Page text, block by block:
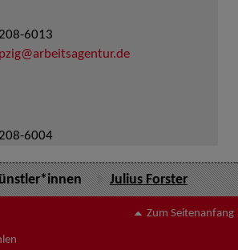
6013
6004
Julius Forster
Zum Seitenanfang